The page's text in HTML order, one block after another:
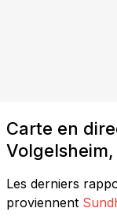
Carte en
Les derniers
proviennent